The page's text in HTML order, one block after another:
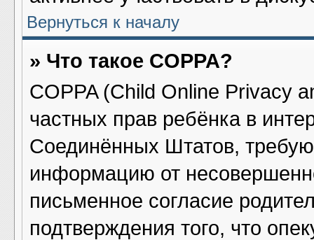
Вернуться к началу
» Что такое COPPA?
COPPA (Child Online Privacy
частных прав ребёнка в
Соединённых Штатов,
информацию от
письменное согласие
подтверждения того, что